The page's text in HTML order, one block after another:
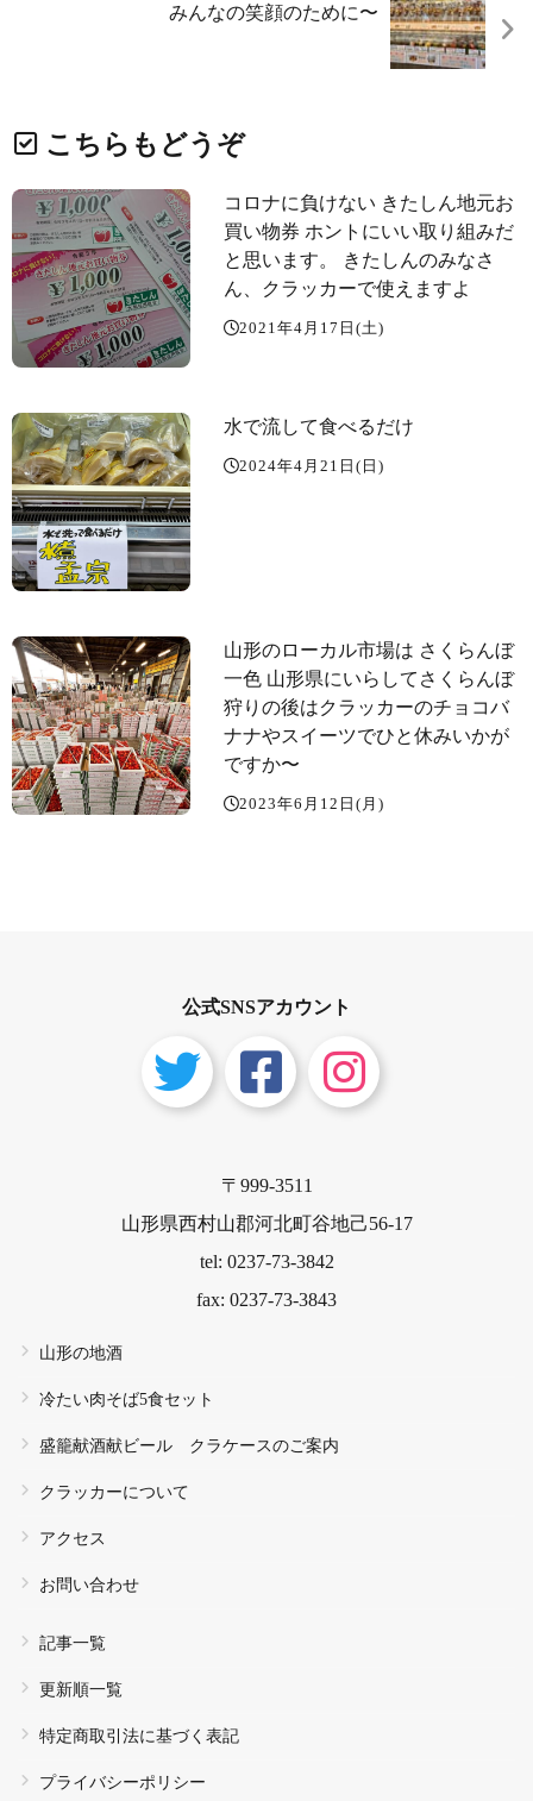
みんなの笑顔のために〜️
こちらもどうぞ
コロナに負けない きたしん地元お
買い物券️ ホントにいい取り組みだ
と思います。 きたしんのみなさ
ん、クラッカーで使えますよ️
2021年4月17日(土)
水で流して食べるだけ️
2024年4月21日(日)
山形のローカル市場は さくらんぼ
一色 山形県にいらしてさくらんぼ
狩りの後はクラッカーのチョコバ
ナナやスイーツでひと休みいかが
ですか〜️
2023年6月12日(月)
公式SNSアカウント
〒999-3511
山形県西村山郡河北町谷地己56-17
tel: 0237-73-3842
fax: 0237-73-3843
山形の地酒
冷たい肉そば5食セット
盛籠献酒献ビール クラケースのご案内
クラッカーについて
アクセス
お問い合わせ
記事一覧
更新順一覧
特定商取引法に基づく表記
プライバシーポリシー